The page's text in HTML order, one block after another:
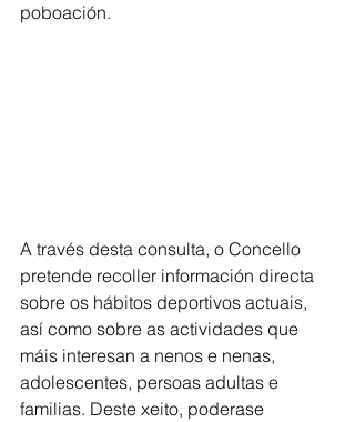
poboación.
A través desta consulta, o Concello
pretende recoller información directa
sobre os hábitos deportivos actuais,
así como sobre as actividades que
máis interesan a nenos e nenas,
adolescentes, persoas adultas e
familias. Deste xeito, poderase